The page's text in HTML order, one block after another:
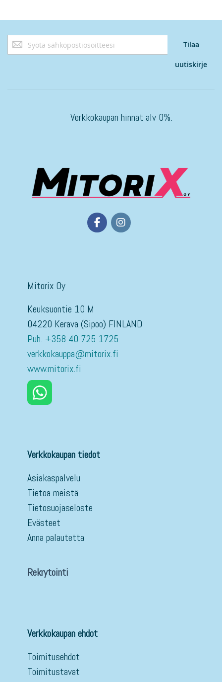
Tilaa
uutiskirjeemme:
Tilaa
uutiskirje
Verkkokaupan hinnat alv 0%.
Mitorix Oy
Keuksuontie 10 M
04220 Kerava (Sipoo) FINLAND
Puh. +358 40 725 1725
verkkokauppa@mitorix.fi
www.mitorix.fi
Verkkokaupan tiedot
Asiakaspalvelu
Tietoa meistä
Tietosuojaseloste
Evästeet
Anna palautetta
Rekrytointi
Verkkokaupan ehdot
Toimitusehdot
Toimitustavat